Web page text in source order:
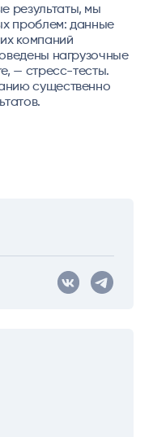
результаты, мы
проблем: данные
компаний
нагрузочные
— стресс-тесты.
существенно